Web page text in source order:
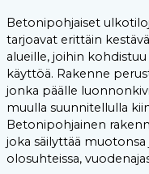
Betonipohjaiset
tarjoavat erittäin
alueille, joihin
käyttöä. Rakenne
jonka päälle
muulla suunnitellulla
Betonipohjainen
joka säilyttää muotonsa
olosuhteissa,